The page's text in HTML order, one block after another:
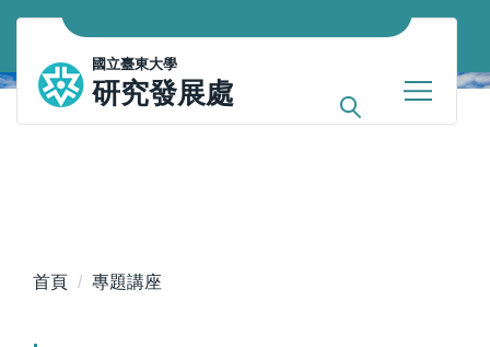
跳
主
內
國立臺東大學
研究發展處
首頁 專題講座